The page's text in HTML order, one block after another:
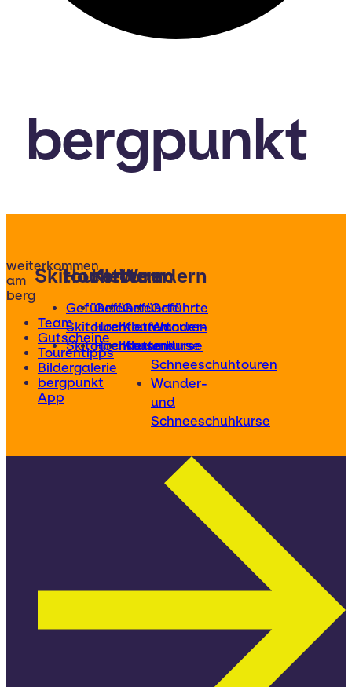
bergpunkt
weiterkommen
am
berg
Team
Gutscheine
Tourentipps
Bildergalerie
bergpunkt
App
Skitouren
Geführte
Skitouren
Skitourenkurse
Hochtouren
Geführte
Hochtouren
Hochtourenkurse
Klettern
Geführte
Klettertouren
Kletterkurse
Wandern
Geführte
Wander-
und
Schneeschuhtouren
Wander-
und
Schneeschuhkurse